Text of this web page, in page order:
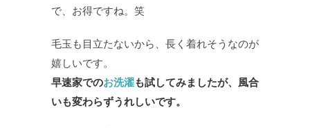
で、お得ですね。笑
毛玉も目立たないから、長く着れそうなのが
嬉しいです。
早速家でのお洗濯も試してみましたが、風合
いも変わらずうれしいです。